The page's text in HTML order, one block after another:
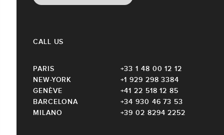
CALL US
PARIS
+33 1 48 00 12 12
NEW-YORK
+1 929 298 3384
GENÈVE
+41 22 518 12 85
BARCELONA
+34 930 46 73 53
MILANO
+39 02 8294 2252